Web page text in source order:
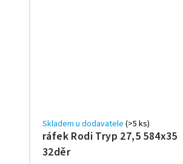
ráfek Rodi Tryp 27,5 584x35
32děr
Skladem u dodavatele (>5 ks)